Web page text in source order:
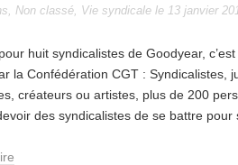
, Non classé, Vie syndicale le 13 janvier
huit syndicalistes de Goodyear,
la Confédération CGT : Syndicalistes,
créateurs ou artistes, plus de 200
des syndicalistes de se battre